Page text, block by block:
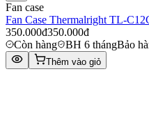
Fan case
Fan Case Thermalright TL-
350.000đ350.000đ
Còn hàng
BH 6 thángBảo
Thêm vào giỏ